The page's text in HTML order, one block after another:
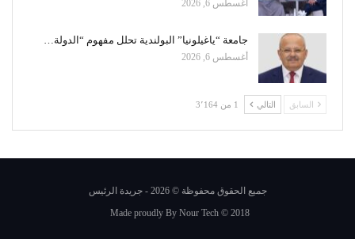
أغسطس 6, 2026
جامعة “ياغيلونيا” البولندية تحلل مفهوم “الدولة…
أغسطس 6, 2026
السابق التالي 1 من 3٬164
جميع الحقوق محفوظة © 2026 - جريدة الرئيس
Made proudly By Nour Tech © 2018